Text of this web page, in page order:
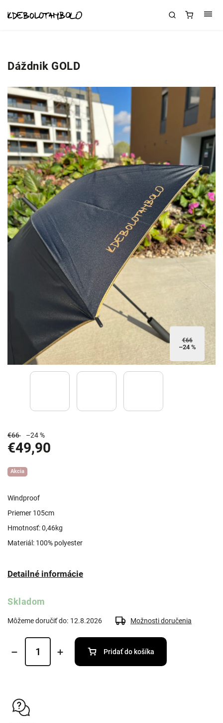
Dáždnik GOLD
€66
–24 %
€66 –24 %
€49,90
Windproof
Priemer 105cm
Hmotnosť: 0,46kg
Materiál: 100% polyester
Detailné informácie
Akcia
Skladom
Môžeme doručiť do: 12.8.2026 Možnosti doručenia
Pridať do košíka